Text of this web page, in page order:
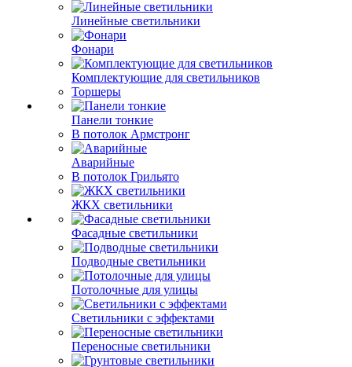
Линейные светильники
Фонари
Комплектующие для светильников
Торшеры
Панели тонкие
В потолок Армстронг
Аварийные
В потолок Грильято
ЖКХ светильники
Фасадные светильники
Подводные светильники
Потолочные для улицы
Светильники с эффектами
Переносные светильники